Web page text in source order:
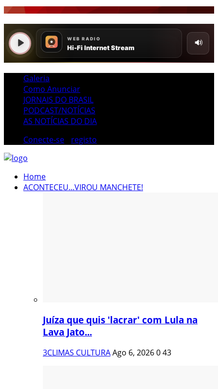
Galeria
Como Anunciar
JORNAIS DO BRASIL
PODCAST/NOTÍCIAS
AS NOTÍCIAS DO DIA
Conecte-se
registo
Home
ACONTECEU...VIROU MANCHETE!
Juíza que quis 'lacrar' com Lula na
Lava Jato...
3CLIMAS CULTURAAgo 6, 2026043